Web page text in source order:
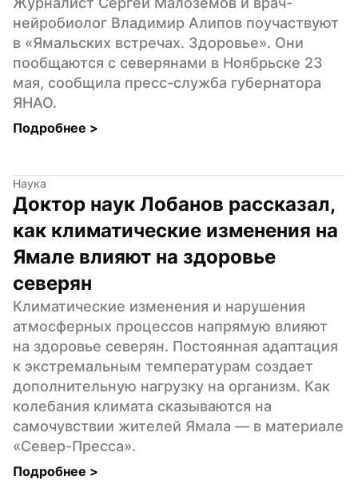
нейробиолог Владимир Алипов поучаствуют
в «Ямальских встречах. Здоровье». Они
пообщаются с северянами в Ноябрьске 23
мая, сообщила пресс-служба губернатора
ЯНАО.
Подробнее >
Наука
Доктор наук Лобанов рассказал,
как климатические изменения на
Ямале влияют на здоровье
северян
Климатические изменения и нарушения
атмосферных процессов напрямую влияют
на здоровье северян. Постоянная адаптация
к экстремальным температурам создает
дополнительную нагрузку на организм. Как
колебания климата сказываются на
самочувствии жителей Ямала — в материале
«Север-Пресса».
Подробнее >